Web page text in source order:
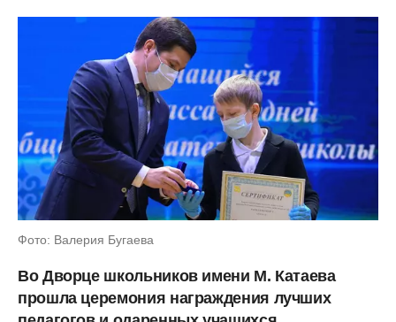
Фото: Валерия Бугаева
Во Дворце школьников имени М. Катаева
прошла церемония награждения лучших